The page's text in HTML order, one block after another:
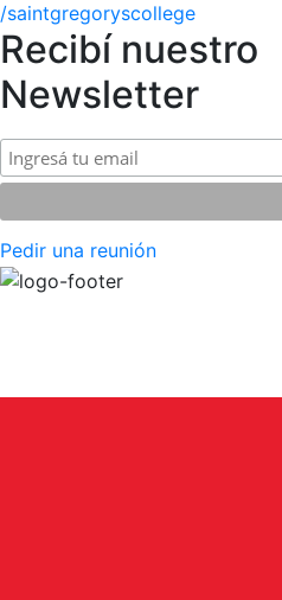
/saintgregoryscollege
Recibí nuestro
Newsletter
Pedir una reunión